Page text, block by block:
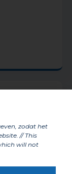
zodat het
// This
will not